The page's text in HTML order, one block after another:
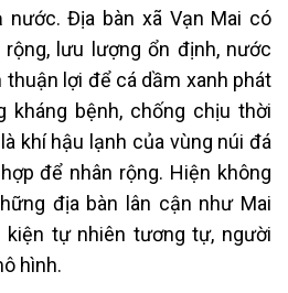
nước. Địa bàn xã Vạn Mai có
lưu lượng ổn định, nước
thuận lợi để cá dầm xanh phát
kháng bệnh, chống chịu thời
khí hậu lạnh của vùng núi đá
để nhân rộng. Hiện không
địa bàn lân cận như Mai
kiện tự nhiên tương tự, người
hình.